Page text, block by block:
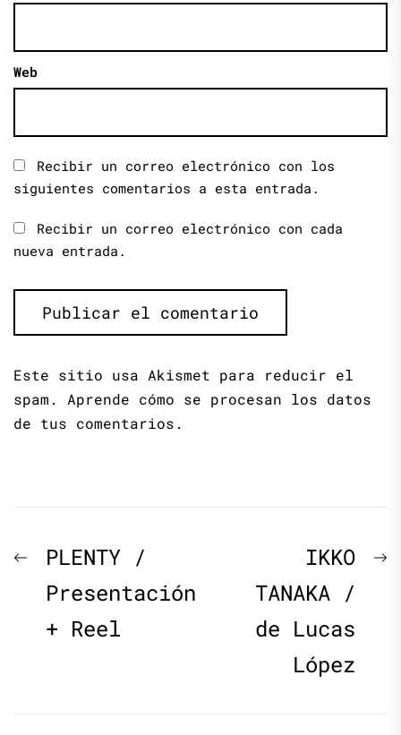
Web
Recibir un correo electrónico con los
siguientes comentarios a esta entrada.
Recibir un correo electrónico con cada
nueva entrada.
Este sitio usa Akismet para reducir el
spam. Aprende cómo se procesan los datos
de tus comentarios.
Navegación
de
entradas
Previous
post:
PLENTY /
Presentación
+ Reel
IKKO
TANAKA /
de Lucas
López